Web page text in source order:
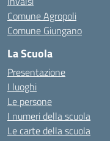
Comune Agropoli
Comune Giungano
La Scuola
Presentazione
I luoghi
Le persone
I numeri della scuola
Le carte della scuola